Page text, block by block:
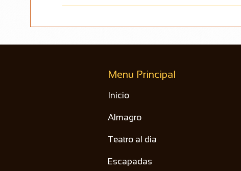
Menu Principal
Inicio
Almagro
Teatro al dia
Escapadas